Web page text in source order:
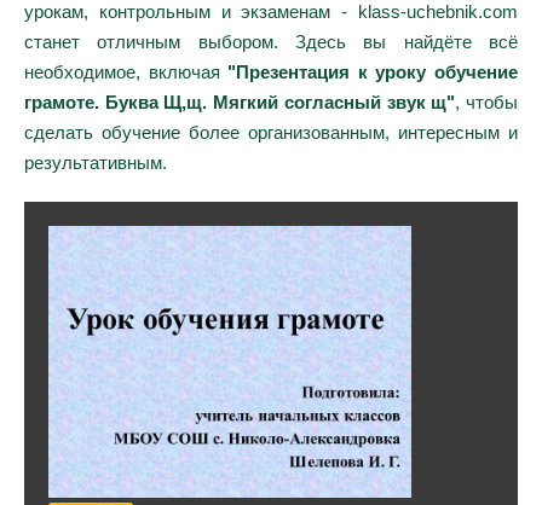
урокам, контрольным и экзаменам - klass-uchebnik.com
станет отличным выбором. Здесь вы найдёте всё
необходимое, включая "Презентация к уроку обучение
грамоте. Буква Щ,щ. Мягкий согласный звук щ", чтобы
сделать обучение более организованным, интересным и
результативным.